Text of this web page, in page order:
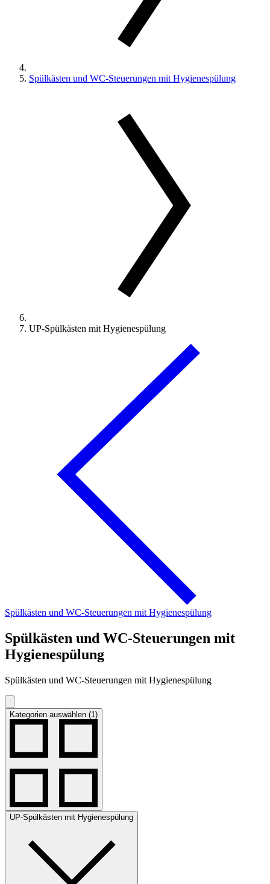
Spülkästen und WC-Steuerungen mit Hygienespülung
UP-Spülkästen mit Hygienespülung
Spülkästen und WC-Steuerungen mit Hygienespülung
Spülkästen und WC-Steuerungen mit
Hygienespülung
Spülkästen und WC-Steuerungen mit Hygienespülung
Kategorien auswählen (1)
UP-Spülkästen mit Hygienespülung